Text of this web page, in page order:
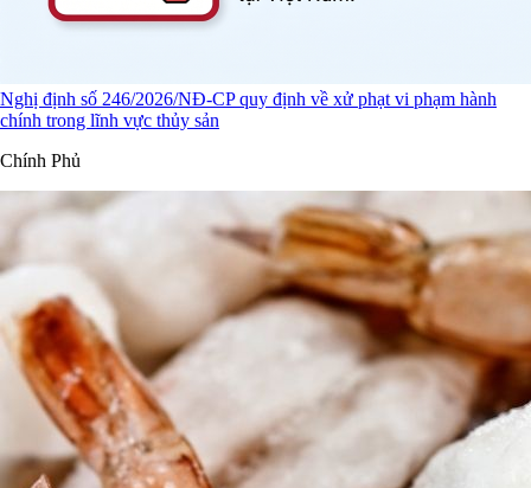
Nghị định số 246/2026/NĐ-CP quy định về xử phạt vi phạm hành
chính trong lĩnh vực thủy sản
Chính Phủ